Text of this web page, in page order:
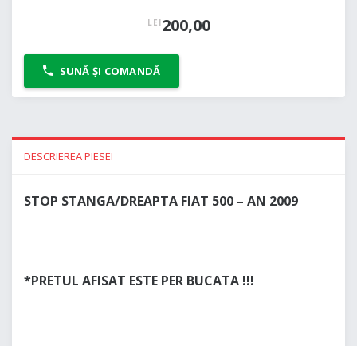
LEI200,00
SUNĂ ȘI COMANDĂ
DESCRIEREA PIESEI
STOP STANGA/DREAPTA FIAT 500 – AN 2009
*PRETUL AFISAT ESTE PER BUCATA !!!